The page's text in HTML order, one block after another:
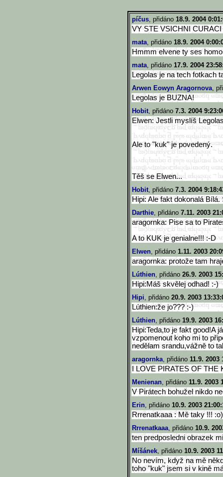
píčus, přidáno 18.9. 2004
VY STE VSICHNI CURACI
mata, přidáno 18.9. 2004
Hmmm elvene ty ses
mata, přidáno 17.9. 2004
Legolas je na tech fotkach
Arwen Eowyn Aragornova,
Legolas je BUZNA!
Hobit, přidáno 7.3. 2004
Elwen: Jestli myslíš
Ale to "kuk" je povedený.
Těš se Elwen...
Hobit, přidáno 7.3. 2004
Hipi: Ale fakt dokonalá
Darthie, přidáno 7.11. 2003
aragornka: Pise sa to
A to KUK je genialne!!! :-D
Elwen, přidáno 1.11. 2003
aragornka: protože tam
Lúthien, přidáno 26.9. 2003
Hipi:Máš skvělej odhad! :-)
Hipi, přidáno 20.9. 2003
Lúthien:že jo??? :-)
Lúthien, přidáno 19.9. 2003
Hipi:Teda,to je fakt good!A
vzpomenout koho mi to
nedělam srandu,vážně to
aragornka, přidáno 11.9. 2003
I LOVE PIRATES OF THE
Menienan, přidáno 11.9. 2003
V Pirátech bohužel nikdo
Erin, přidáno 10.9. 2003
Rrrenatkaaa : Mě taky !!! :o)
Rrrenatkaaa, přidáno 10.9.
ten predposledni obrazek
Míšánek, přidáno 10.9. 2003
No nevím, když na mě
toho "kuk" jsem si v kině